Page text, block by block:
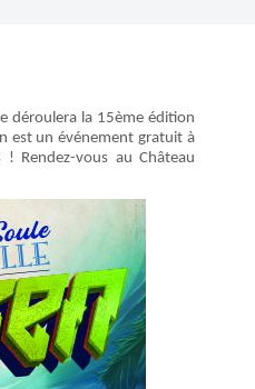
déroulera la 15ème édition
est un événement gratuit à
Rendez-vous au Château